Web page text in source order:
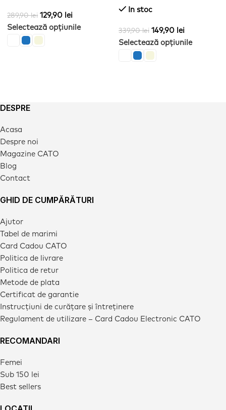
289,90lei 129,90 lei
Selectează opțiunile
In stoc
339,90lei 149,90 lei
Selectează opțiunile
DESPRE
Acasa
Despre noi
Magazine CATO
Blog
Contact
GHID DE CUMPĂRĂTURI
Ajutor
Tabel de marimi
Card Cadou CATO
Politica de livrare
Politica de retur
Metode de plata
Certificat de garantie
Instrucțiuni de curățare și întreținere
Regulament de utilizare – Card Cadou Electronic CATO
RECOMANDARI
Femei
Sub 150 lei
Best sellers